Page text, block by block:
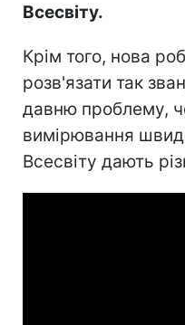
Всесвіту.
Крім того, нова
розв'язати так
давню проблему,
вимірювання
Всесвіту дають